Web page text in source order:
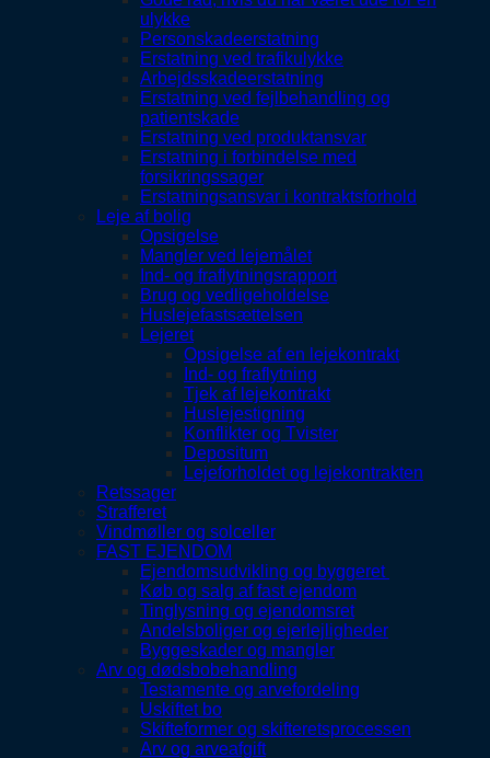
ulykke
Personskadeerstatning
Erstatning ved trafikulykke
Arbejdsskadeerstatning
Erstatning ved fejlbehandling og
patientskade
Erstatning ved produktansvar
Erstatning i forbindelse med
forsikringssager
Erstatningsansvar i kontraktsforhold
Leje af bolig
Opsigelse
Mangler ved lejemålet
Ind- og fraflytningsrapport
Brug og vedligeholdelse
Huslejefastsættelsen
Lejeret
Opsigelse af en lejekontrakt
Ind- og fraflytning
Tjek af lejekontrakt
Huslejestigning
Konflikter og Tvister
Depositum
Lejeforholdet og lejekontrakten
Retssager
Strafferet
Vindmøller og solceller
FAST EJENDOM
Ejendomsudvikling og byggeret
Køb og salg af fast ejendom
Tinglysning og ejendomsret
Andelsboliger og ejerlejligheder
Byggeskader og mangler
Arv og dødsbobehandling
Testamente og arvefordeling
Uskiftet bo
Skifteformer og skifteretsprocessen
Arv og arveafgift